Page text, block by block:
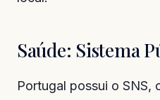
Saúde: Sistema
Portugal possui o SNS,